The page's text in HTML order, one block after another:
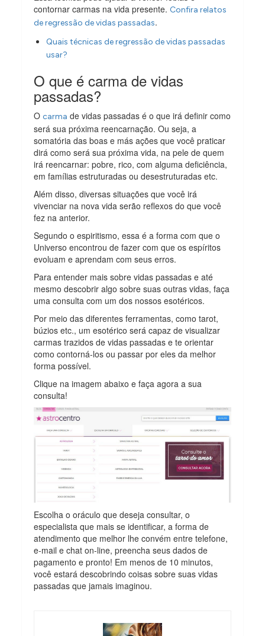
contornar carmas na vida presente. Confira relatos
de regressão de vidas passadas.
Quais técnicas de regressão de vidas passadas
usar?
O que é carma de vidas
passadas?
Ocarma de vidas passadas é o que irá definir como
será sua próxima reencarnação. Ou seja, a
somatória das boas e más ações que você praticar
dirá como será sua próxima vida, na pele de quem
irá reencarnar: pobre, rico, com alguma deficiência,
em famílias estruturadas ou desestruturadas etc.
Além disso, diversas situações que você irá
vivenciar na nova vida serão reflexos do que você
fez na anterior.
Segundo o espiritismo, essa é a forma com que o
Universo encontrou de fazer com que os espíritos
evoluam e aprendam com seus erros.
Para entender mais sobre vidas passadas e até
mesmo descobrir algo sobre suas outras vidas, faça
uma consulta com um dos nossos esotéricos.
Por meio das diferentes ferramentas, como tarot,
búzios etc., um esotérico será capaz de visualizar
carmas trazidos de vidas passadas e te orientar
como contorná-los ou passar por eles da melhor
forma possível.
Clique na imagem abaixo e faça agora a sua
consulta!
Escolha o oráculo que deseja consultar, o
especialista que mais se identificar, a forma de
atendimento que melhor lhe convém entre telefone,
e-mail e chat on-line, preencha seus dados de
pagamento e pronto! Em menos de 10 minutos,
você estará descobrindo coisas sobre suas vidas
passadas que jamais imaginou.